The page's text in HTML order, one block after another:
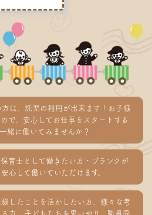
は、託児の利用が出来ます！お子様
で、安心してお仕事をスタートする
緒に働いてみませんか？
育士として働きたい方・ブランクが
心して働いていただけます。
したことを活かしたい方、様々な考